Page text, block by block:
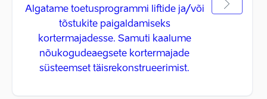
Algatame toetusprogrammi liftide ja/või
tõstukite paigaldamiseks
kortermajadesse. Samuti kaalume
nõukogudeaegsete kortermajade
süsteemset täisrekonstrueerimist.